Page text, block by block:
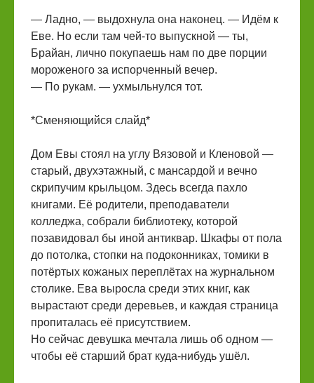
— Ладно, — выдохнула она наконец. — Идём к
Еве. Но если там чей-то выпускной — ты,
Брайан, лично покупаешь нам по две порции
мороженого за испорченный вечер.
— По рукам. — ухмыльнулся тот.
*Сменяющийся слайд*
Дом Евы стоял на углу Вязовой и Кленовой —
старый, двухэтажный, с мансардой и вечно
скрипучим крыльцом. Здесь всегда пахло
книгами. Её родители, преподаватели
колледжа, собрали библиотеку, которой
позавидовал бы иной антиквар. Шкафы от пола
до потолка, стопки на подоконниках, томики в
потёртых кожаных переплётах на журнальном
столике. Ева выросла среди этих книг, как
вырастают среди деревьев, и каждая страница
пропиталась её присутствием.
Но сейчас девушка мечтала лишь об одном —
чтобы её старший брат куда-нибудь ушёл.